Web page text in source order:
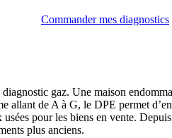
Commander mes diagnostics
gaz. Une maison
allant de A à G, le DPE permet
pour les biens en vente.
plus anciens.